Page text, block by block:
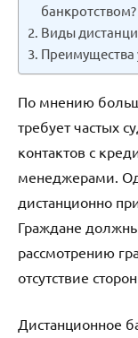
банкротством?
Виды
Преимущества
По мнению
требует частых
контактов с
менеджерами.
дистанционно
Граждане
рассмотрению
отсутствие
Дистанционное